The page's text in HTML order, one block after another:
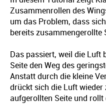
Zusammenrollen des
um das Problem, dass
bereits zusammengerollte
Das passiert, weil die Luft
Seite den Weg des
Anstatt durch die kleine
drückt sich die Luft wieder
aufgerollten Seite und rollt